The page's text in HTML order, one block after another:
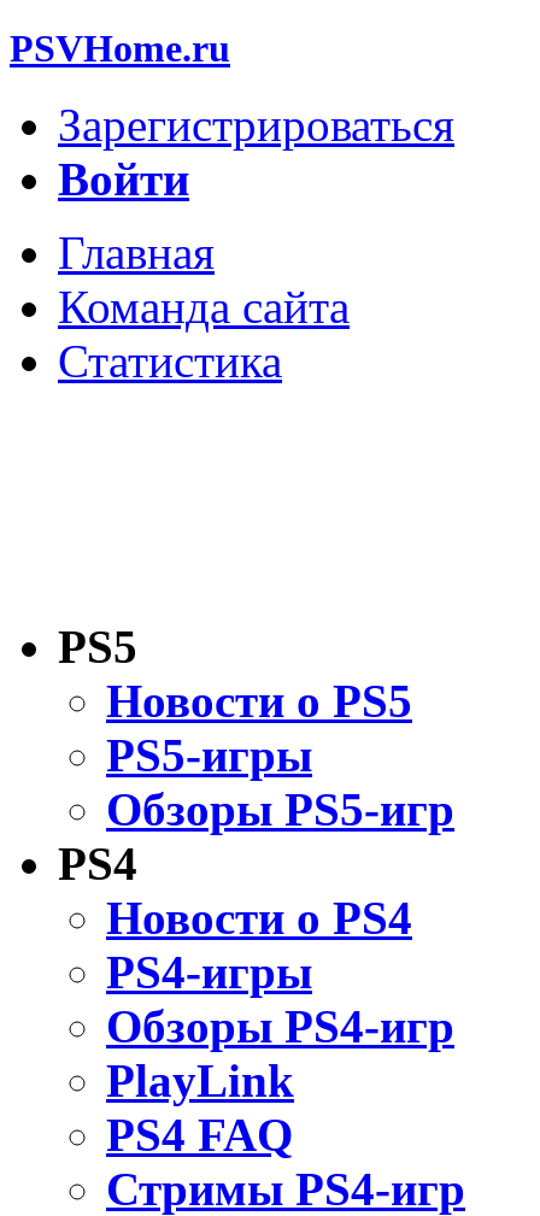
PSVHome.ru
Зарегистрироваться
Войти
Главная
Команда сайта
Статистика
PS5
Новости о PS5
PS5-игры
Обзоры PS5-игр
PS4
Новости о PS4
PS4-игры
Обзоры PS4-игр
PlayLink
PS4 FAQ
Стримы PS4-игр